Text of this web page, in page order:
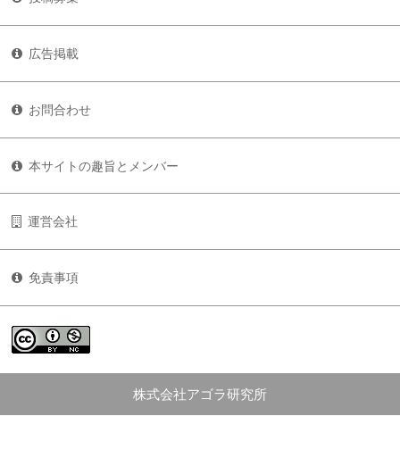
広告掲載
お問合わせ
本サイトの趣旨とメンバー
運営会社
免責事項
株式会社アゴラ研究所